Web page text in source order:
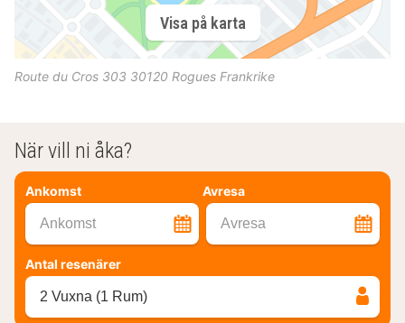
Visa på karta
Route du Cros 303 30120 Rogues Frankrike
När vill ni åka?
Ankomst Avresa
Ankomst Avresa
Antal resenärer
2 Vuxna (1 Rum)